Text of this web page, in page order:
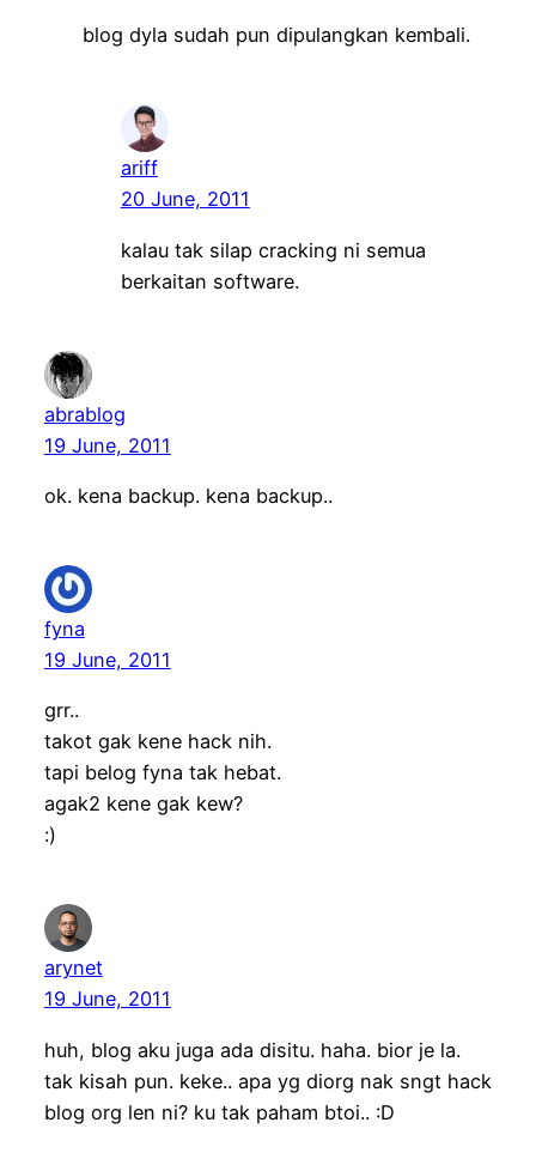
blog dyla sudah pun dipulangkan kembali.
ariff
20 June, 2011
kalau tak silap cracking ni semua
berkaitan software.
abrablog
19 June, 2011
ok. kena backup. kena backup..
fyna
19 June, 2011
grr..
takot gak kene hack nih.
tapi belog fyna tak hebat.
agak2 kene gak kew?
:)
arynet
19 June, 2011
huh, blog aku juga ada disitu. haha. bior je la.
tak kisah pun. keke.. apa yg diorg nak sngt hack
blog org len ni? ku tak paham btoi.. :D